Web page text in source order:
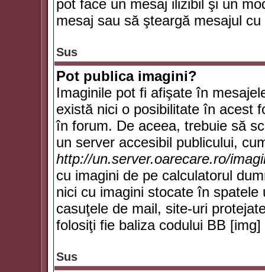
pot face un mesaj ilizibil şi un
mesaj sau să şteargă mesajul cu
Sus
Pot publica imagini?
Imaginile pot fi afişate în
există nici o posibilitate în acest
în forum. De aceea, trebuie să
un server accesibil publicului,
http://un.server.oarecare.ro/
cu imagini de pe calculatorul
nici cu imagini stocate în
casuţele de mail, site-uri
folosiţi fie baliza codului BB
Sus